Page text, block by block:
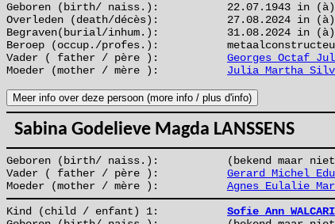
Geboren (birth/ naiss.):
22.07.1943 in (à)
Overleden (death/décès):
27.08.2024 in
Begraven(burial/inhum.):
31.08.2024 in
Beroep (occup./profes.):
Vader ( father / père ):
Georges Octaf
Moeder (mother / mère ):
Julia Martha
Sabina Godelieve Magda LANSSENS
Geboren (birth/ naiss.):
(bekend maar
Vader ( father / père ):
Gerard Michel
Moeder (mother / mère ):
Agnes Eulalie
Kind (child / enfant) 1:
Sofie Ann